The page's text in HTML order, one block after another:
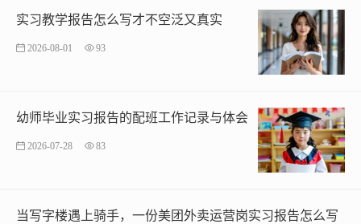
实习教学报告怎么写才不空泛又真实
2026-08-01 93
幼师毕业实习报告的配班工作记录与体会
2026-07-28 83
当写字楼遇上骑手，一份美团外卖运营岗实习报告怎么写